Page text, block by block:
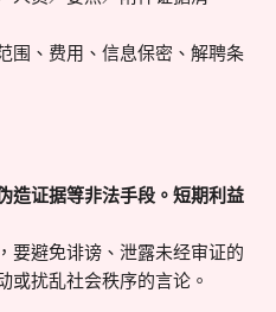
围、费用、信息保密、解聘条
造证据等非法手段。短期利益
要避免诽谤、泄露未经审证的
或扰乱社会秩序的言论。